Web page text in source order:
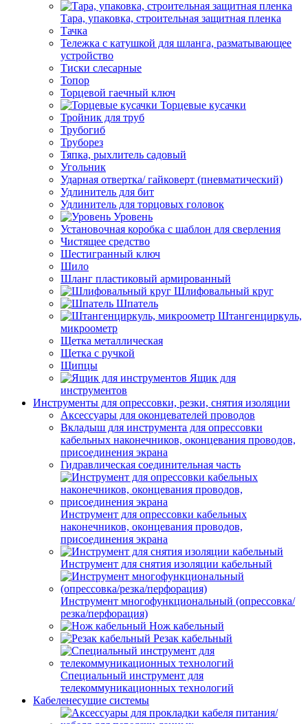
Тара, упаковка, строительная защитная пленка
Тачка
Тележка с катушкой для шланга, разматывающее
устройство
Тиски слесарные
Топор
Торцевой гаечный ключ
Торцевые кусачки
Тройник для труб
Трубогиб
Труборез
Тяпка, рыхлитель садовый
Угольник
Ударная отвертка/ гайковерт (пневматический)
Удлинитель для бит
Удлинитель для торцовых головок
Уровень
Установочная коробка с шаблон для сверления
Чистящее средство
Шестигранный ключ
Шило
Шланг пластиковый армированный
Шлифовальный круг
Шпатель
Штангенциркуль,
микроометр
Щетка металлическая
Щетка с ручкой
Щипцы
Ящик для
инструментов
Инструменты для опрессовки, резки, снятия изоляции
Аксессуары для оконцевателей проводов
Вкладыш для инструмента для опрессовки
кабельных наконечников, оконцевания проводов,
присоединения экрана
Гидравлическая соединительная часть
Инструмент для опрессовки кабельных
наконечников, оконцевания проводов,
присоединения экрана
Инструмент для снятия изоляции кабельный
Инструмент многофункциональный (опрессовка/
резка/перфорация)
Нож кабельный
Резак кабельный
Специальный инструмент для
телекоммуникационных технологий
Кабеленесущие системы